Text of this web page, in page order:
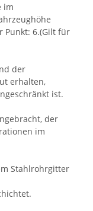
im
Punkt: 6.(Gilt für
der
erhalten,
ist.
der
im
Stahlrohrgitter